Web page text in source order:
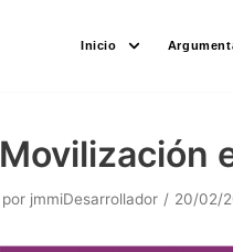
Inicio
Movilización
por jmmiDesarrollador 20/02/